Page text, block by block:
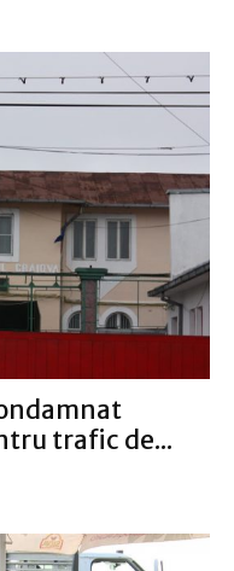
trafic de...